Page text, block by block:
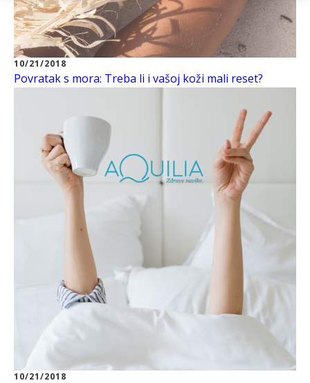
10/21/2018
Povratak s mora: Treba li i vašoj koži mali reset?
10/21/2018